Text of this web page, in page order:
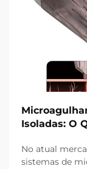
Isoladas: O
No atual
sistemas de